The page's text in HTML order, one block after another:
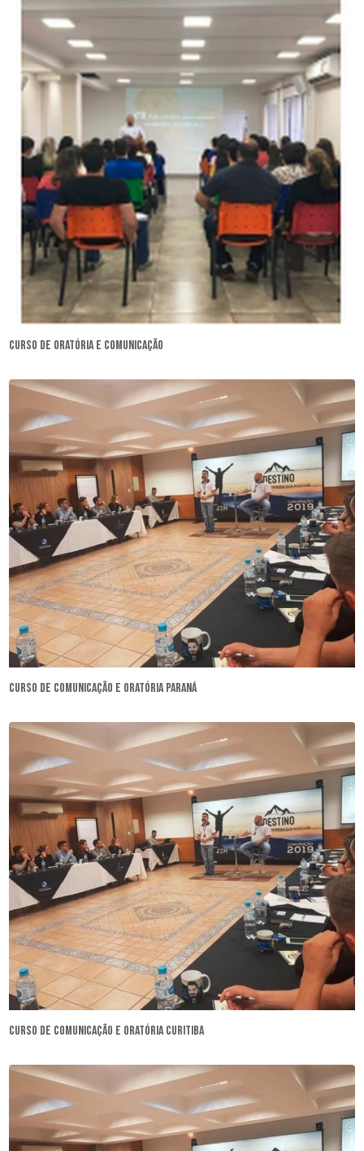
curso de oratória e comunicação
curso de comunicação e oratória Paraná
curso de comunicação e oratória Curitiba